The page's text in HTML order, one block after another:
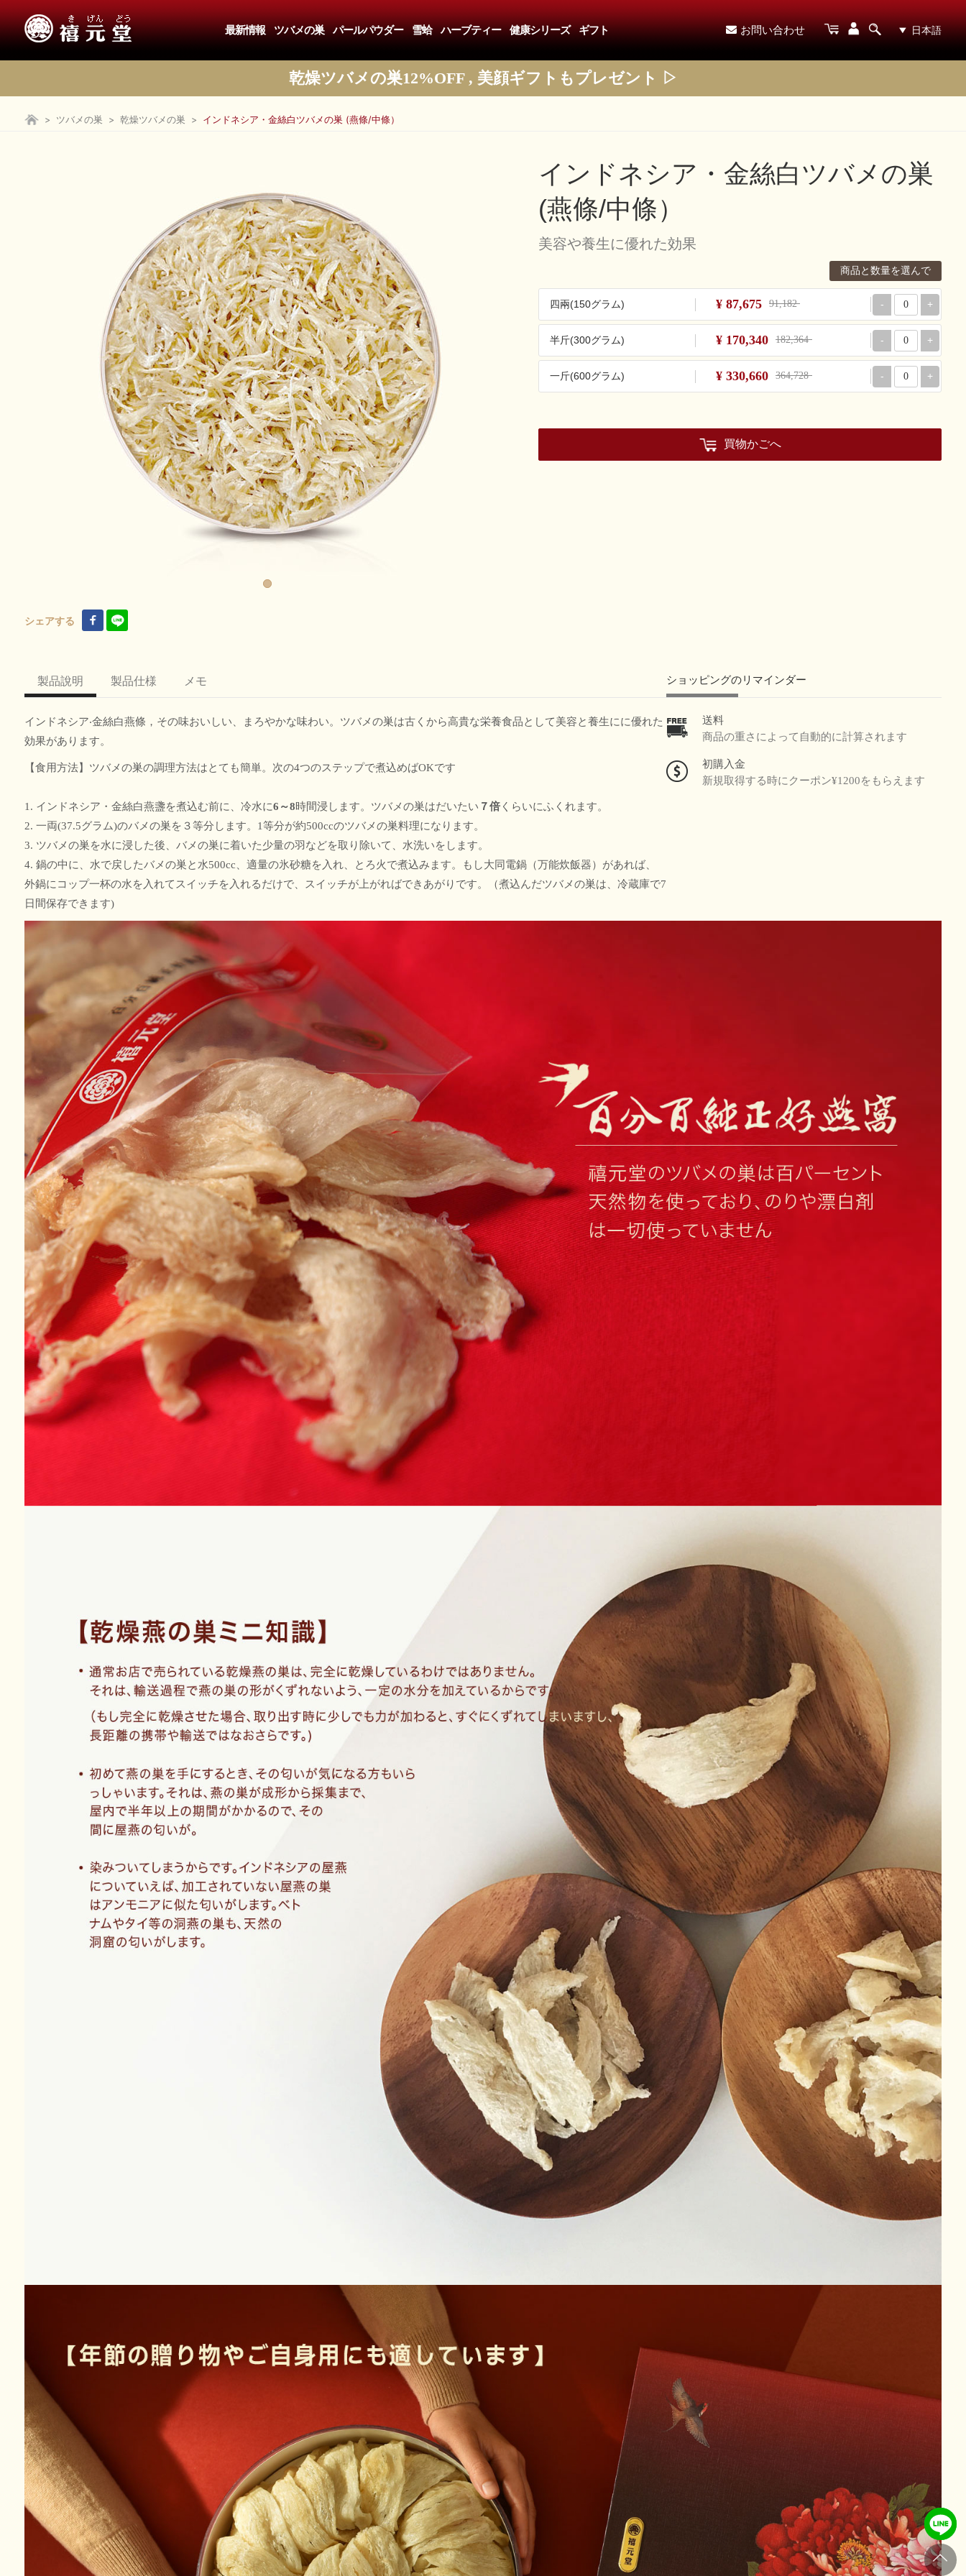
最新情報 ツバメの巣 パールパウダー 雪蛤 ハーブティー 健康シリーズ ギフト お問い合わせ 日本語
乾燥ツバメの巣12%OFF , 美顔ギフトもプレゼント ▷
> ツバメの巣 > 乾燥ツバメの巣 > インドネシア・金絲白ツバメの巣 (燕條/中條）
シェアする
インドネシア・金絲白ツバメの巣
(燕條/中條）
​​​​美容や養生に優れた効果
商品と数量を選んで
四兩(150グラム) ¥ 87,675 91,182 - +
半斤(300グラム) ¥ 170,340 182,364 - +
一斤(600グラム) ¥ 330,660 364,728 - +
買物かごへ
製品說明 製品仕様 メモ
インドネシア‧金絲白燕條，その味おいしい、まろやかな味わい。ツバメの巣は古くから高貴な栄養食品として美容と養生にに優れた
効果があります。
【食用方法】ツバメの巣の調理方法はとても簡単。次の4つのステップで煮込めばOKです
1. インドネシア・金絲白燕盞を煮込む前に、冷水に6～8時間浸します。ツバメの巣はだいたい ７倍くらいにふくれます。
2. 一両(37.5グラム)のバメの巣を３等分します。1等分が約500ccのツバメの巣料理になります。
3. ツバメの巣を水に浸した後、バメの巣に着いた少量の羽などを取り除いて、水洗いをします。
4. 鍋の中に、水で戻したバメの巣と水500cc、適量の氷砂糖を入れ、とろ火で煮込みます。もし大同電鍋（万能炊飯器）があれば、
外鍋にコップ一杯の水を入れてスイッチを入れるだけで、スイッチが上がればできあがりです。（煮込んだツバメの巣は、冷蔵庫で7
日間保存できます)
ショッピングのリマインダー
送料
商品の重さによって自動的に計算されます
初購入金
​新規取得する時にクーポン¥1200をもらえます